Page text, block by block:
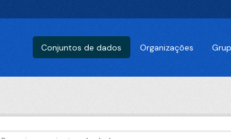
Conjuntos de dados Organizações